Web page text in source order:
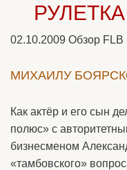
02.10.2009 Обзор FLB
МИХАИЛУ
Как актёр и его сын
полюс» с
бизнесменом
«тамбовского»